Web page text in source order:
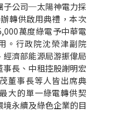
子公司─太陽神電力採
轉供啟用典禮，本次
萬度綠電予中華電
。行政院沈榮津副院
濟部能源局游振偉局
長、中租控股謝明宏
董事長等人皆出席典
大的單一綠電轉供契
永續及綠色企業的目